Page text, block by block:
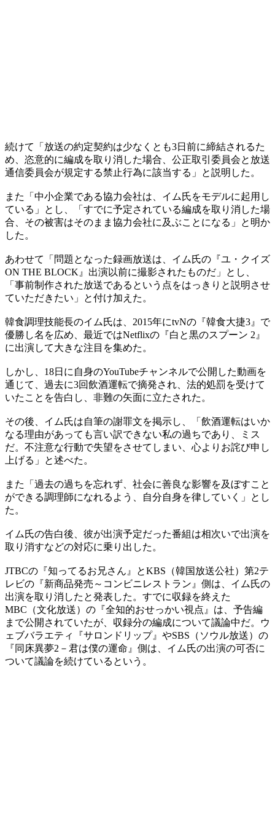
続けて「放送の約定契約は少なくとも3日前に締結されるた
め、恣意的に編成を取り消した場合、公正取引委員会と放送
通信委員会が規定する禁止行為に該当する」と説明した。
また「中小企業である協力会社は、イム氏をモデルに起用し
ている」とし、「すでに予定されている編成を取り消した場
合、その被害はそのまま協力会社に及ぶことになる」と明か
した。
あわせて「問題となった録画放送は、イム氏の『ユ・クイズ
ON THE BLOCK』出演以前に撮影されたものだ」とし、
「事前制作された放送であるという点をはっきりと説明させ
ていただきたい」と付け加えた。
韓食調理技能長のイム氏は、2015年にtvNの『韓食大捷3』で
優勝し名を広め、最近ではNetflixの『白と黒のスプーン 2』
に出演して大きな注目を集めた。
しかし、18日に自身のYouTubeチャンネルで公開した動画を
通じて、過去に3回飲酒運転で摘発され、法的処罰を受けて
いたことを告白し、非難の矢面に立たされた。
その後、イム氏は自筆の謝罪文を掲示し、「飲酒運転はいか
なる理由があっても言い訳できない私の過ちであり、ミス
だ。不注意な行動で失望をさせてしまい、心よりお詫び申し
上げる」と述べた。
また「過去の過ちを忘れず、社会に善良な影響を及ぼすこと
ができる調理師になれるよう、自分自身を律していく」とし
た。
イム氏の告白後、彼が出演予定だった番組は相次いで出演を
取り消すなどの対応に乗り出した。
JTBCの『知ってるお兄さん』とKBS（韓国放送公社）第2テ
レビの『新商品発売～コンビニレストラン』側は、イム氏の
出演を取り消したと発表した。すでに収録を終えた
MBC（文化放送）の『全知的おせっかい視点』は、予告編
まで公開されていたが、収録分の編成について議論中だ。ウ
ェブバラエティ『サロンドリップ』やSBS（ソウル放送）の
『同床異夢2－君は僕の運命』側は、イム氏の出演の可否に
ついて議論を続けているという。